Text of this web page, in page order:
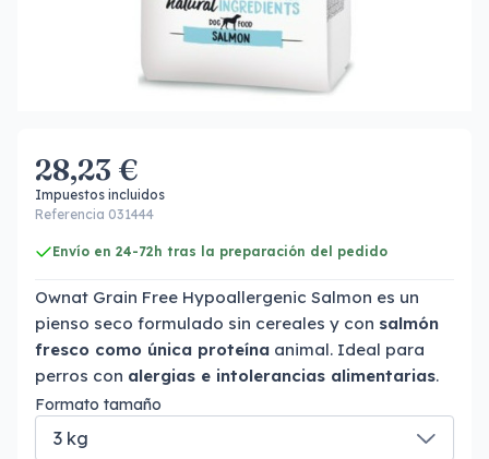
28,23 €
Impuestos incluidos
Referencia 031444
Envío en 24-72h tras la preparación del pedido
Ownat Grain Free Hypoallergenic Salmon es un
pienso seco formulado sin cereales y con salmón
fresco como única proteína animal. Ideal para
perros con alergias e intolerancias alimentarias.
Formato tamaño